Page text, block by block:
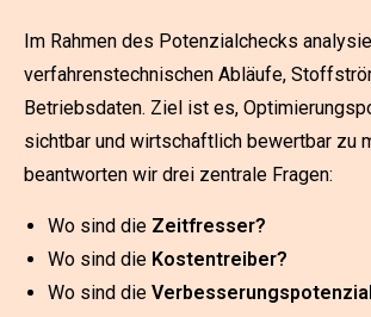
Im Rahmen des Potenzialchecks
verfahrenstechnischen Abläufe,
Betriebsdaten. Ziel ist es,
sichtbar und wirtschaftlich bewertbar zu
beantworten wir drei zentrale Fragen:
Wo sind die Zeitfresser?
Wo sind die Kostentreiber?
Wo sind die